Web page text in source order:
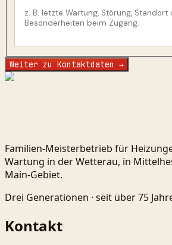
Weiter zu Kontaktdaten →
Familien-Meisterbetrieb für
Wartung in der Wetterau, in
Main-Gebiet.
Drei Generationen · seit über 75
Kontakt